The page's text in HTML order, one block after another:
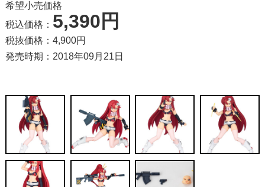
希望小売価格
税込価格： 5,390円
税抜価格：4,900円
発売時期：2018年09月21日